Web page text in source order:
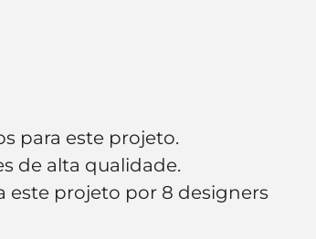
para este projeto.
de alta qualidade.
este projeto por 8 designers